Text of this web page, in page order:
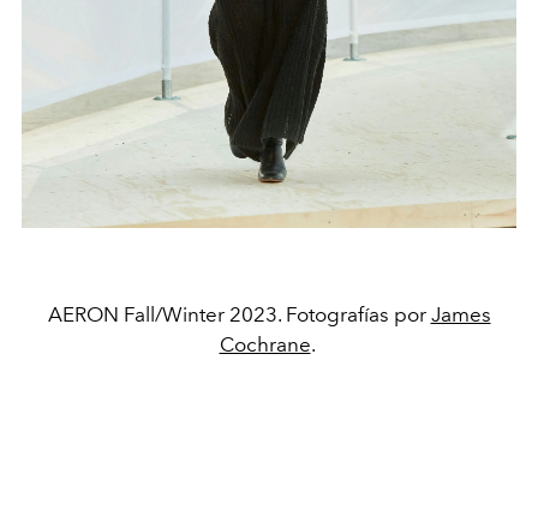
AERON Fall/Winter 2023. Fotografías por James
Cochrane.